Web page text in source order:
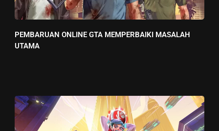
PEMBARUAN ONLINE GTA MEMPERBAIKI MASALAH
UTAMA